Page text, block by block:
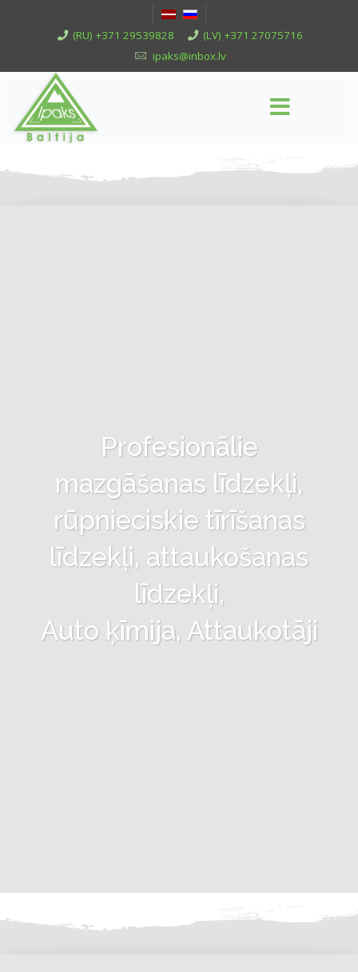
(RU) +371 29539828
(LV) +371 27075716
ipaks@inbox.lv
Profesionālie
mazgāšanas līdzekļi,
rūpnieciskie tīrīšanas
līdzekļi, attaukošanas
līdzekļi,
Auto ķīmija, Attaukotāji